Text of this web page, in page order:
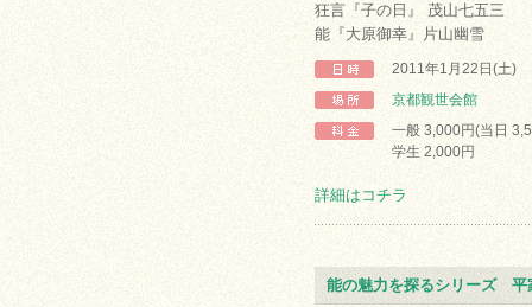
狂言『子の日』 茂山七五三
能『大原御幸』片山幽雪
2011年1月22日(土)
京都観世会館
一般 3,000円(当日
学生 2,000円
詳細はコチラ
能の魅力を探るシリーズ 平